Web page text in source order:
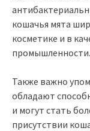
кошачья мята
косметике и в
промышленности.
Также важно
обладают
и могут стать
присутствии